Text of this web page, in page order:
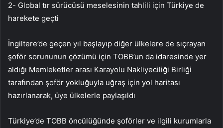
2- Global tır sürücüsü meselesinin tahlili için Türkiye de
harekete geçti
İngiltere’de geçen yıl başlayıp diğer ülkelere de sıçrayan
şoför sorununun çözümü için TOBB’un da idaresinde yer
aldığı Memleketler arası Karayolu Nakliyeciliği Birliği
tarafından şoför yokluğuyla uğraş için yol haritası
hazırlanarak, üye ülkelerle paylaşıldı
Türkiye’de TOBB öncülüğünde şoförler ve ilgili kurumlarla